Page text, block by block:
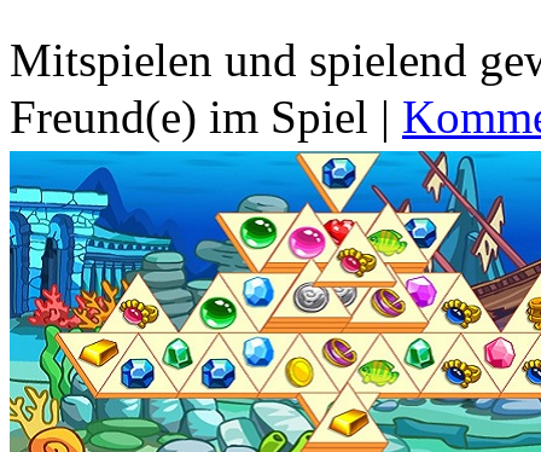
Mitspielen und spielend
Freund(e) im Spiel |